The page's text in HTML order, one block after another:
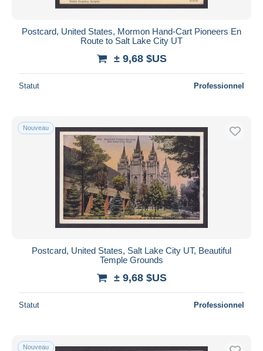
Postcard, United States, Mormon Hand-Cart Pioneers En
Route to Salt Lake City UT
± 9,68 $US
Statut Professionnel
Nouveau
Postcard, United States, Salt Lake City UT, Beautiful
Temple Grounds
± 9,68 $US
Statut Professionnel
Nouveau